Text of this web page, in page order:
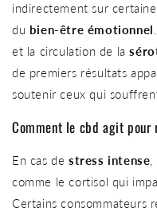
indirectement sur
du bien-être émotionnel
et la circulation de la
de premiers résultats
soutenir ceux qui
Comment le cbd agit pour
En cas de stress intense
comme le cortisol qui
Certains consommateurs